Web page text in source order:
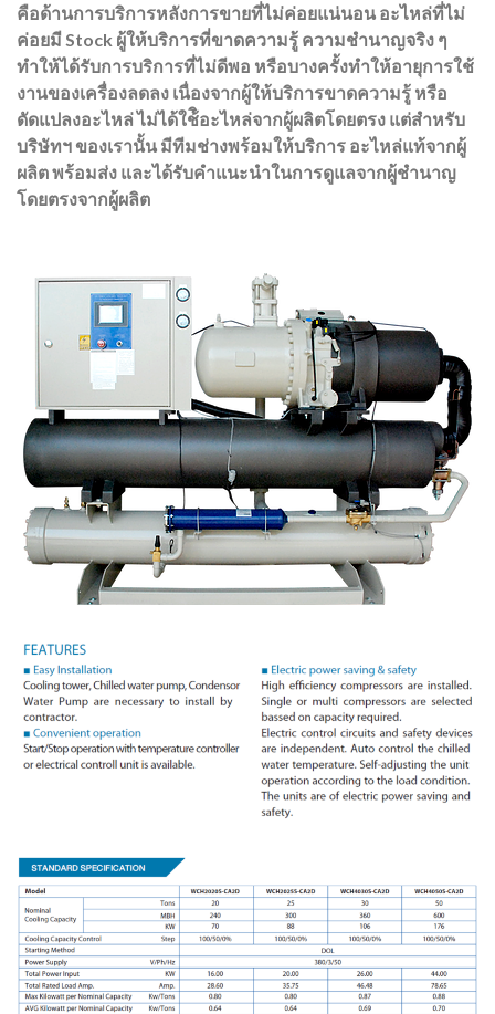
คือด้านการบริการหลังการขายที่ไม่ค่อยแน่นอน อะไหล่ที่ไม่
ค่อยมี Stock ผู้ให้บริการที่ขาดความรู้ ความชำนาญจริง ๆ
ทำให้ได้รับการบริการที่ไม่ดีพอ หรือบางครั้งทำให้อายุการใช้
งานของเครื่องลดลง เนื่องจากผู้ให้บริการขาดความรู้ หรือ
ดัดแปลงอะไหล่ ไม่ได้ใช้ิอะไหล่จากผู้ผลิตโดยตรง แต่สำหรับ
บริษัทฯ ของเรานั้น มีทีมช่างพร้อมให้บริการ อะไหล่แท้จากผู้
ผลิต พร้อมส่ง และได้รับคำแนะนำในการดูแลจากผู้ชำนาญ
โดยตรงจากผู้ผลิต